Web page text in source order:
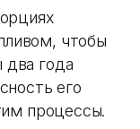
чтобы
года
его
процессы.